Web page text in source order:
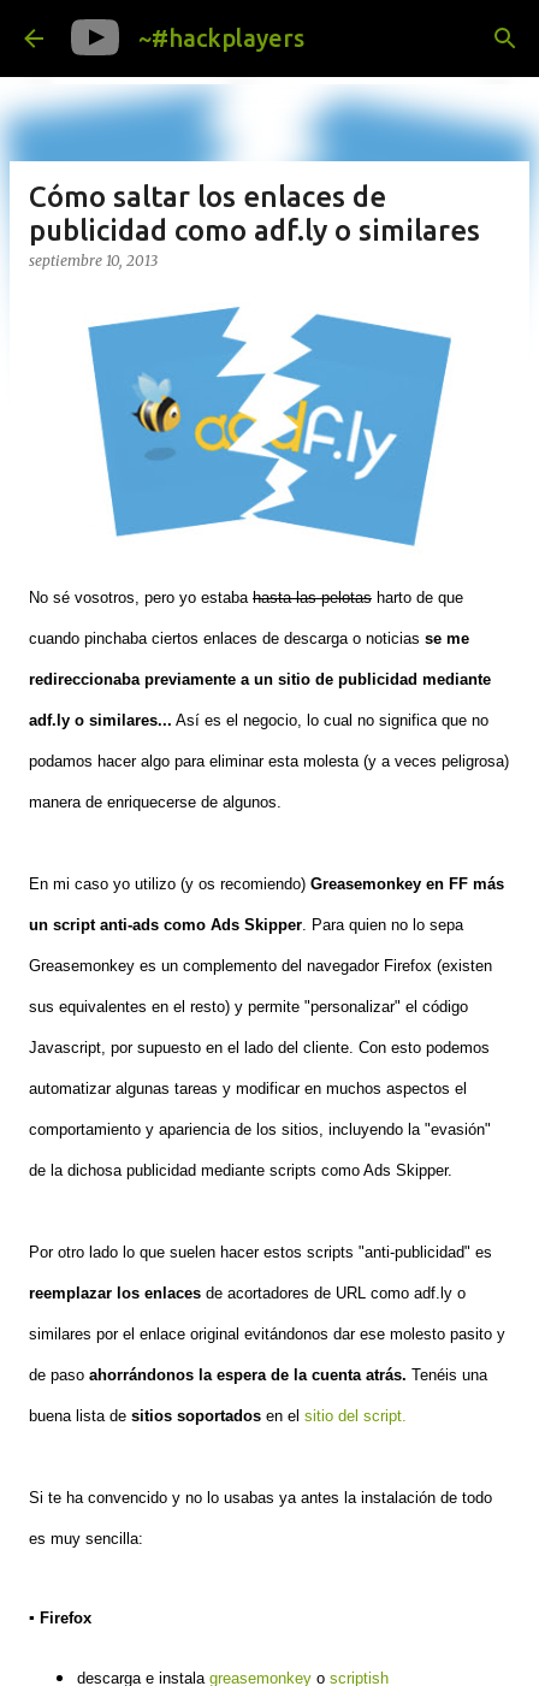
Ir al contenido principal
~#hackplayers
Cómo saltar los enlaces de
publicidad como adf.ly o similares
septiembre 10, 2013
No sé vosotros, pero yo estaba hasta las pelotas harto de que
cuando pinchaba ciertos enlaces de descarga o noticias se me
redireccionaba previamente a un sitio de publicidad mediante
adf.ly o similares... Así es el negocio, lo cual no significa que no
podamos hacer algo para eliminar esta molesta (y a veces peligrosa)
manera de enriquecerse de algunos.
En mi caso yo utilizo (y os recomiendo) Greasemonkey en FF más
un script anti-ads como Ads Skipper. Para quien no lo sepa
Greasemonkey es un complemento del navegador Firefox (existen
sus equivalentes en el resto) y permite "personalizar" el código
Javascript, por supuesto en el lado del cliente. Con esto podemos
automatizar algunas tareas y modificar en muchos aspectos el
comportamiento y apariencia de los sitios, incluyendo la "evasión"
de la dichosa publicidad mediante scripts como Ads Skipper.
Por otro lado lo que suelen hacer estos scripts "anti-publicidad" es
reemplazar los enlaces de acortadores de URL como adf.ly o
similares por el enlace original evitándonos dar ese molesto pasito y
de paso ahorrándonos la espera de la cuenta atrás. Tenéis una
buena lista de sitios soportados en el sitio del script.
Si te ha convencido y no lo usabas ya antes la instalación de todo
es muy sencilla:
▪ Firefox
descarga e instala greasemonkey o scriptish